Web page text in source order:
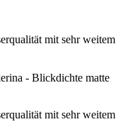
mit sehr weitem
- Blickdichte matte
mit sehr weitem